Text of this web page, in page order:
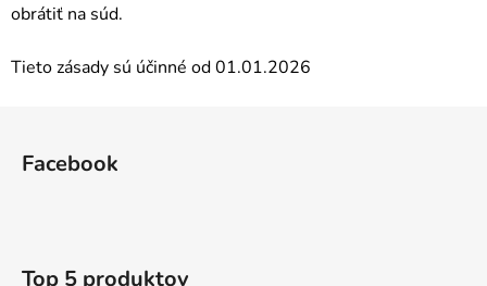
obrátiť na súd.
Tieto zásady sú účinné od 01.01.2026
Facebook
Top 5 produktov